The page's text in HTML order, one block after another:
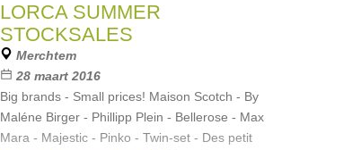
LORCA SUMMER
STOCKSALES
Merchtem
28 maart 2016
Big brands - Small prices! Maison Scotch - By
Maléne Birger - Phillipp Plein - Bellerose - Max
Mara - Majestic - Pinko - Twin-set - Des petit